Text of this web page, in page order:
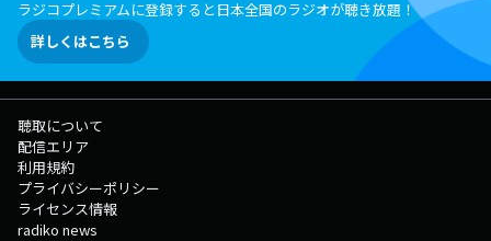
ラジコプレミアムに登録すると日本全国のラジオが聴き放題！
詳しくはこちら
聴取について
配信エリア
利用規約
プライバシーポリシー
ライセンス情報
radiko news